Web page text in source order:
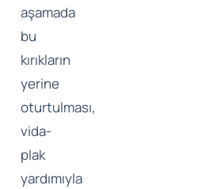
aşamada
bu
kırıkların
yerine
oturtulması,
vida-
plak
yardımıyla